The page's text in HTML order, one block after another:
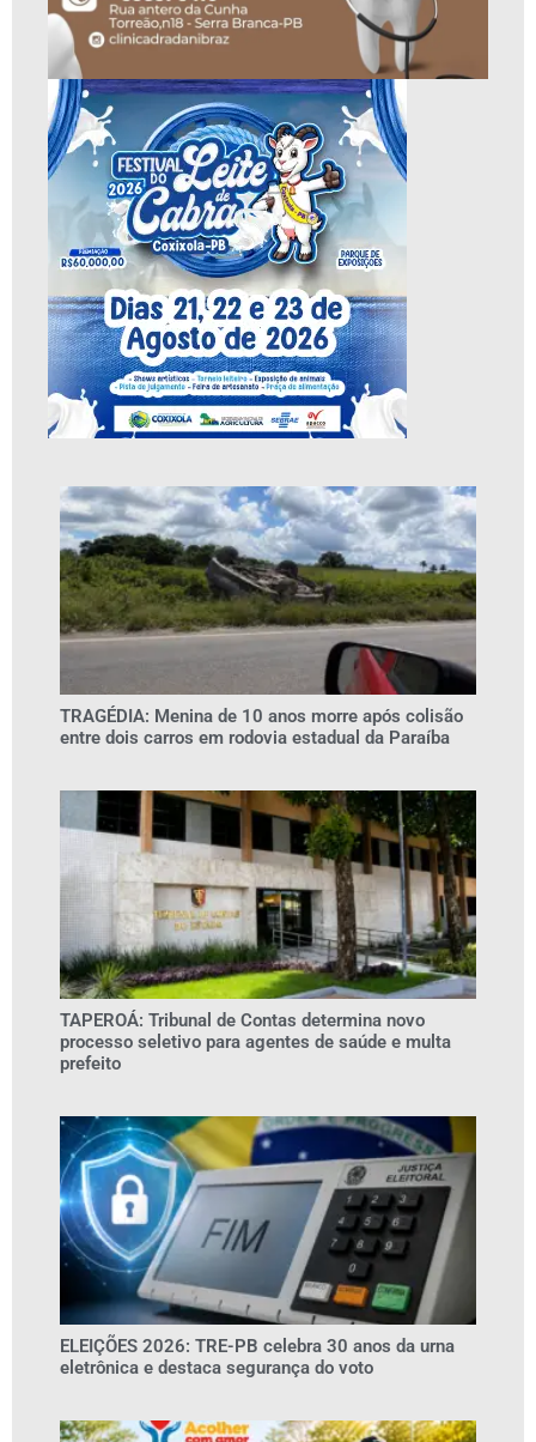
TRAGÉDIA: Menina de 10 anos morre após colisão
entre dois carros em rodovia estadual da Paraíba
TAPEROÁ: Tribunal de Contas determina novo
processo seletivo para agentes de saúde e multa
prefeito
ELEIÇÕES 2026: TRE-PB celebra 30 anos da urna
eletrônica e destaca segurança do voto